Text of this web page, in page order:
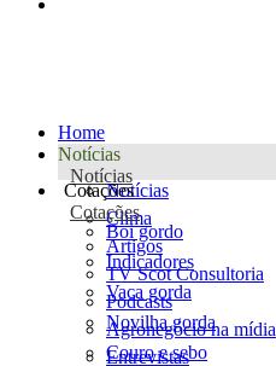
Home
Notícias
Notícias
Notícias
Clima
Artigos
TV Scot Consultoria
Podcasts
Agronegócio na mídia
Entrevistas
Cotações
Cotações
Boi gordo
Indicadores
Vaca gorda
Novilha gorda
Couro e sebo